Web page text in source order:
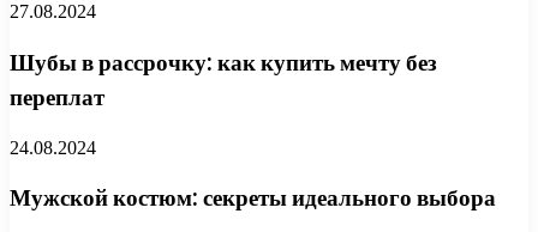
27.08.2024
Шубы в рассрочку: как купить мечту без
переплат
24.08.2024
Мужской костюм: секреты идеального выбора